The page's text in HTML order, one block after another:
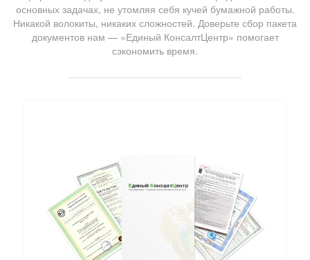
основных задачах, не утомляя себя кучей бумажной работы.
Никакой волокиты, никаких сложностей. Доверьте сбор пакета
документов нам — «Единый КонсалтЦентр» помогает
сэкономить время.